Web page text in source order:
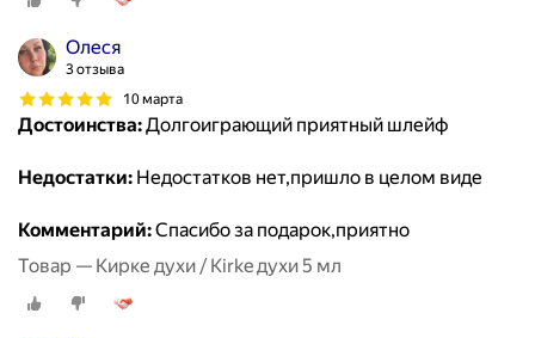
Олеся
3 отзыва
10 марта
Достоинства:Долгоиграющий приятный шлейф
Недостатки: Недостатков нет,пришло в целом виде
Комментарий:Спасибо за подарок,приятно
Товар — Кирке духи / Kirke духи 5 мл